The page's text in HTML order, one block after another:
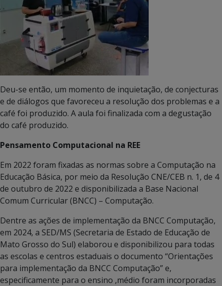
Deu-se então, um momento de inquietação, de conjecturas
e de diálogos que favoreceu a resolução dos problemas e a
café foi produzido. A aula foi finalizada com a degustação
do café produzido.
Pensamento Computacional na REE
Em 2022 foram fixadas as normas sobre a Computação na
Educação Básica, por meio da Resolução CNE/CEB n. 1, de 4
de outubro de 2022 e disponibilizada a Base Nacional
Comum Curricular (BNCC) – Computação.
Dentre as ações de implementação da BNCC Computação,
em 2024, a SED/MS (Secretaria de Estado de Educação de
Mato Grosso do Sul) elaborou e disponibilizou para todas
as escolas e centros estaduais o documento “Orientações
para implementação da BNCC Computação” e,
especificamente para o ensino ,médio foram incorporadas